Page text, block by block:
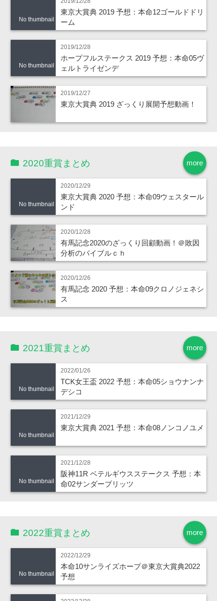
No thumbnail
東京大賞典 2019 予想：本命12ゴールドドリ
ーム
No thumbnail
2019/12/28
ホープフルステークス 2019 予想：本命05ヴ
ェルトライゼンデ
2019/12/27
東京大賞典 2019 ざっくり展開予想動画！
more
2020重賞まとめ
No thumbnail
2020/12/29
東京大賞典 2020 予想：本命09ウェスタール
ンド
2020/12/28
有馬記念2020のざっくり回顧動画！＠敗因
分析のバイブルｃｈ
2020/12/26
有馬記念 2020 予想：本命09クロノジェネシ
ス
more
2021重賞まとめ
No thumbnail
2022/01/26
TCK女王盃 2022 予想：本命05ショウナンナ
デシコ
No thumbnail
2021/12/29
東京大賞典 2021 予想：本命08ノンコノユメ
No thumbnail
2021/12/28
阪神11R ベテルギウスステークス 予想：本
命02サンダーブリッツ
more
2022重賞まとめ
No thumbnail
2022/12/29
本命10サンライズホープ＠東京大賞典2022
予想